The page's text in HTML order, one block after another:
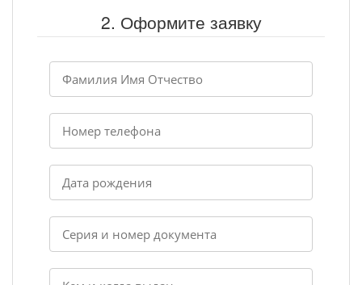
2. Оформите заявку